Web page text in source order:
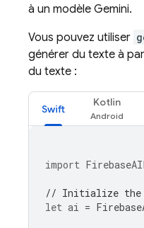
à un modèle Gemini.
Vous pouvez utiliser
générer du texte à
du texte :
Swift
Kotlin
import
// Initialize the
let ai =